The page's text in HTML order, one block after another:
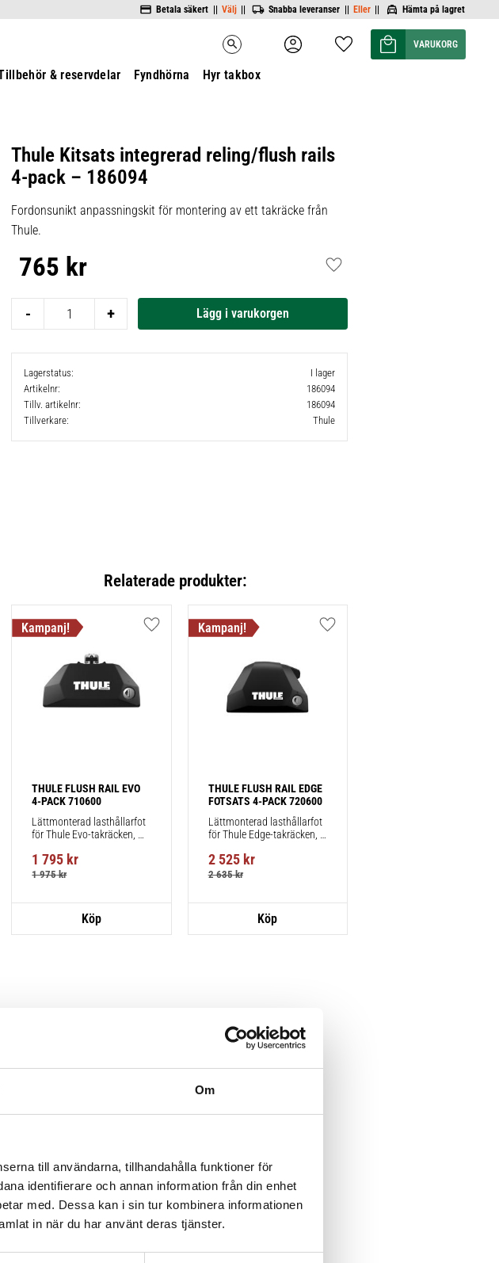
Om
till användarna, tillhandahålla funktioner för
identifierare och annan information från din enhet
med. Dessa kan i sin tur kombinera informationen
in när du har använt deras tjänster.
Betala säkert || Välj || Snabba leveranser || Eller || Hämta på lagret
search Favoriter
Kundvagn
& reservdelar Fyndhörna Hyr takbox
Thule Kitsats integrerad reling/flush rails
4-pack – 186094
Fordonsunikt anpassningskit för montering av ett takräcke från
Thule.
765 kr
+
-
Lägg till i favoriter
Lagerstatus
I lager
Artikelnr
186094
Tillv. artikelnr
186094
Tillverkare
Thule
Relaterade produkter:
THULE FLUSH RAIL EVO
4-PACK 710600
Lättmonterad lasthållarfot
för Thule Evo-takräcken,
reling.
1 795 kr
1 975kr
Lägg till i favoriter
THULE FLUSH RAIL EDGE
FOTSATS 4-PACK 720600
Lättmonterad lasthållarfot
för Thule Edge-takräcken,
reling.
2 525kr
2 635kr
Lägg till i favoriter